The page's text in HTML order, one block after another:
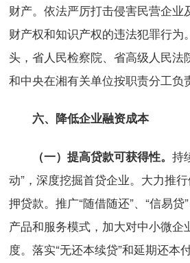
财产。依法严厉打击侵害民营企业
财产权和知识产权的违法犯罪行为
头，省人民检察院、省高级人民法
和中央在湘有关单位按职责分工负
六、降低企业融资成本
（一）提高贷款可获得性。 持
动”，深度挖掘首贷企业。大力推
押贷款。推广“随借随还”、“信易贷
产品和服务模式，加大对中小微企
度。落实“无还本续贷”和延期还本